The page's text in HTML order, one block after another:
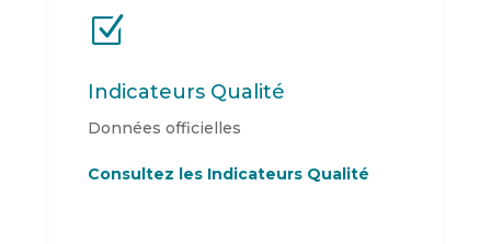
Z
Indicateurs Qualité
Données officielles
Consultez les Indicateurs Qualité